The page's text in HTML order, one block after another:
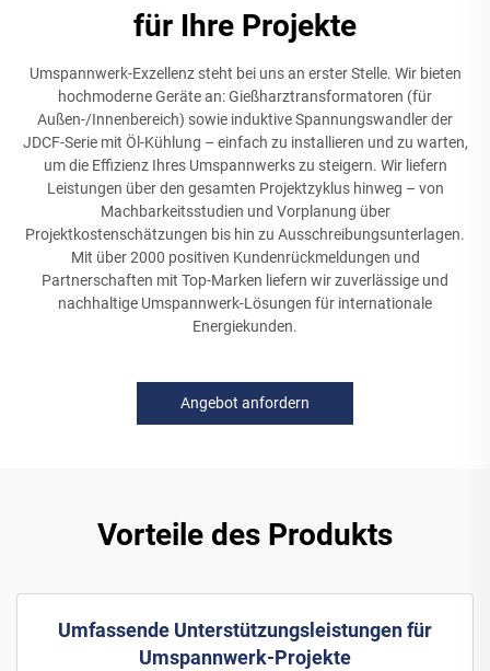
für Ihre Projekte
Umspannwerk-Exzellenz steht bei uns an erster Stelle. Wir bieten
hochmoderne Geräte an: Gießharztransformatoren (für
Außen-/Innenbereich) sowie induktive Spannungswandler der
JDCF-Serie mit Öl-Kühlung – einfach zu installieren und zu warten,
um die Effizienz Ihres Umspannwerks zu steigern. Wir liefern
Leistungen über den gesamten Projektzyklus hinweg – von
Machbarkeitsstudien und Vorplanung über
Projektkostenschätzungen bis hin zu Ausschreibungsunterlagen.
Mit über 2000 positiven Kundenrückmeldungen und
Partnerschaften mit Top-Marken liefern wir zuverlässige und
nachhaltige Umspannwerk-Lösungen für internationale
Energiekunden.
Angebot anfordern
Vorteile des Produkts
Umfassende Unterstützungsleistungen für
Umspannwerk-Projekte